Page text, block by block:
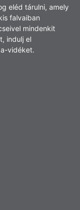
eléd tárulni, amely
falvaiban
mindenkit
indulj el
vidéket.